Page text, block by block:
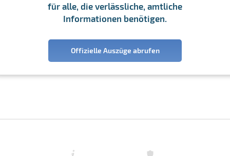
für alle, die verlässliche, amtliche
Informationen benötigen.
Offizielle Auszüge abrufen